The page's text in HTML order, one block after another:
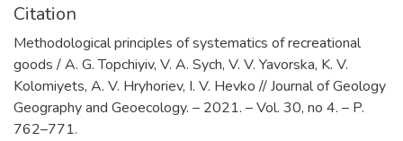
Citation
Methodological principles of systematics of recreational
goods / A. G. Topchiyiv, V. A. Sych, V. V. Yavorska, K. V.
Kolomiyets, A. V. Hryhoriev, I. V. Hevko // Journal of Geology
Geography and Geoecology. – 2021. – Vol. 30, no 4. – P.
762–771.